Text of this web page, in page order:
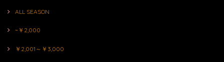
ALL SEASON
~￥2,000
￥2,001～￥3,000